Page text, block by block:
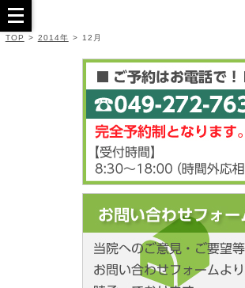
TOP > 2014年 > 12月